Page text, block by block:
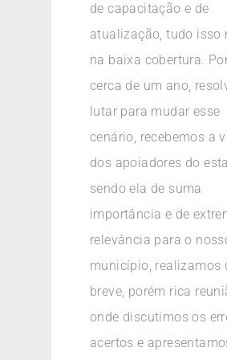
de capacitação e de
atualização, tudo isso
na baixa cobertura.
cerca de um ano,
lutar para mudar esse
cenário, recebemos a
dos apoiadores do
sendo ela de suma
importância e de
relevância para o
município, realizamos
breve, porém rica
onde discutimos os
acertos e